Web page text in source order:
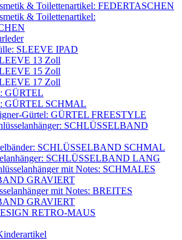
& Toilettenartikel: FEDERTASCHEN
& Toilettenartikel:
SLEEVE IPAD
13 Zoll
15 Zoll
17 Zoll
GÜRTEL
GÜRTEL SCHMAL
Gürtel: GÜRTEL FREESTYLE
SCHLÜSSELBAND
SCHLÜSSELBAND SCHMAL
SCHLÜSSELBAND LANG
mit Notes: SCHMALES
GRAVIERT
mit Notes: BREITES
GRAVIERT
RETRO-MAUS